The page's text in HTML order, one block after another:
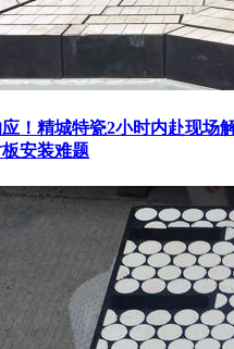
！精城特瓷2小时内赴现场
安装难题